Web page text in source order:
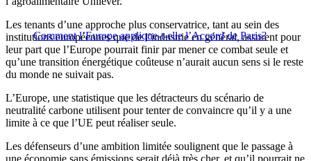
Comment l’Europe applique-t-elle l’Accord de Paris?
Les tenants d’une approche plus conservatrice, tant au sein des
institutions européennes que de l’industrie en général, assurent pour
leur part que l’Europe pourrait finir par mener ce combat seule et
qu’une transition énergétique coûteuse n’aurait aucun sens si le reste
du monde ne suivait pas.
L’Europe, une statistique que les détracteurs du scénario de
neutralité carbone utilisent pour tenter de convaincre qu’il y a une
limite à ce que l’UE peut réaliser seule.
Les défenseurs d’une ambition limitée soulignent que le passage à